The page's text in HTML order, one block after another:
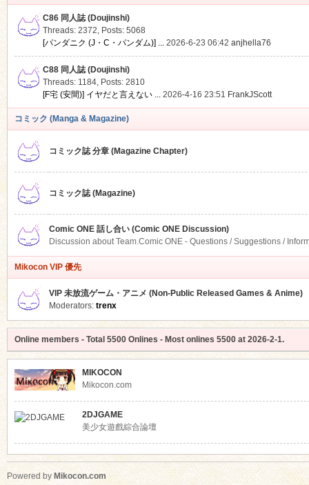
C86 同人誌 (Doujinshi)
Threads: 2372, Posts: 5068
[パンダニク (J・C・パンダム)] ... 2026-6-23 06:42 anjhella76
C88 同人誌 (Doujinshi)
Threads: 1184, Posts: 2810
[F宅 (安間)] イヤだと言えない ... 2026-4-16 23:51 FrankJScott
コミック (Manga & Magazine)
コミック誌 分章 (Magazine Chapter)
コミック誌 (Magazine)
Comic ONE 話し合い (Comic ONE Discussion)
Discussion about Team.Comic ONE - Questions / Suggestions /
Mikocon VIP 優先
VIP 未放流ゲーム・アニメ (Non-Public Released Games & Anime)
Moderators: trenx
Online members - Total 5500Onlines - Most onlines 5500at 2026-2-1.
MIKOCON
Mikocon.com
2DJGAME
美少女遊戲綜合論壇
Powered by Mikocon.com